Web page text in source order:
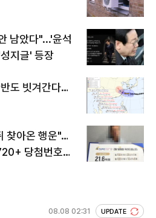
남았다"...'윤석
지글' 등장
도 빗겨간다…
찾아온 행운"…
당첨번호조
08.08 02:31 UPDATE